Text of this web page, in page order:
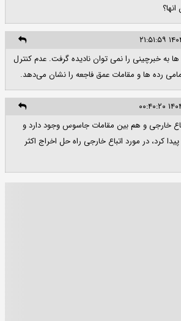
ها به خبرچینی را نمی توان نادیده گرفت. عدم کنترل
رده ها و مقامات عمق فاجعه را نشان می‌دهد.
خارجی و هم بین مقامات جاسوس وجود دارد و
کرد، در مورد اتباع خارجی راه حل اخراج اکثر